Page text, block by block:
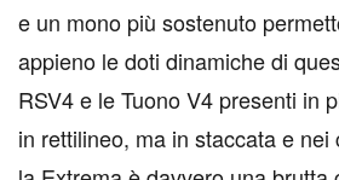
e un mono più sostenuto
appieno le doti dinamiche di
RSV4 e le Tuono V4 presenti in
in rettilineo, ma in staccata e